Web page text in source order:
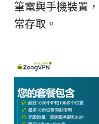
筆電與手機裝置
常存取。